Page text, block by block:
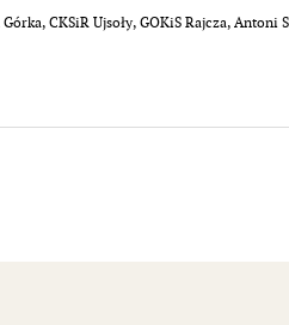
CKSiR Ujsoły, GOKiS Rajcza, Antoni